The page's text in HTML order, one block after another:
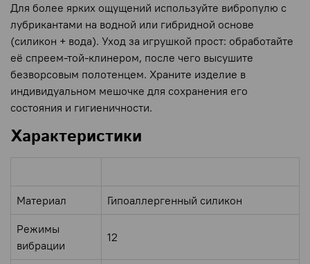
Для более ярких ощущений используйте вибропулю с
лубрикантами на водной или гибридной основе
(силикон + вода). Уход за игрушкой прост: обработайте
её спреем-той-клинером, после чего высушите
безворсовым полотенцем. Храните изделие в
индивидуальном мешочке для сохранения его
состояния и гигиеничности.
Характеристики
Материал Гипоаллергенный силикон
Режимы
вибрации
12